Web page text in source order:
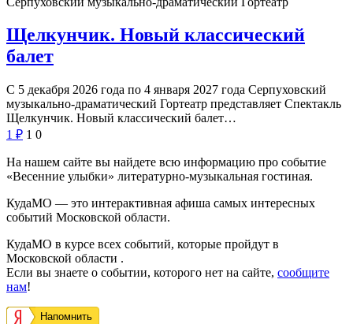
Щелкунчик. Новый классический
балет
С 5 декабря 2026 года по 4 января 2027 года Серпуховский
музыкально-драматический Гортеатр представляет Спектакль
Щелкунчик. Новый классический балет…
1 ₽ 1 0
На нашем сайте вы найдете всю информацию про событие
«Весенние улыбки» литературно-музыкальная гостиная.
КудаМО — это интерактивная афиша самых интересных
событий Московской области.
КудаМО в курсе всех событий, которые пройдут в
Московской области .
Если вы знаете о событии, которого нет на сайте, сообщите
нам!
Напомнить